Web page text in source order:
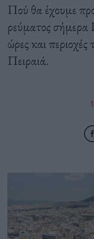
Πού θα έχουμε
ρεύματος
ώρες και
Πειραιά.